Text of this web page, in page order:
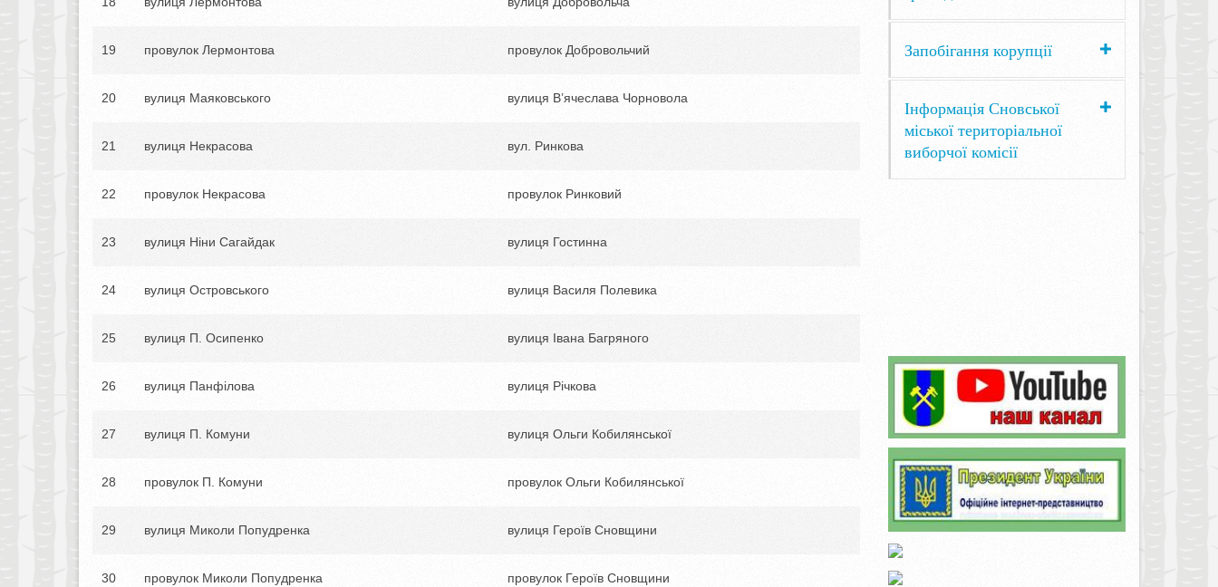
19 провулок Лермонтова провулок Добровольчий
20 вулиця Маяковського вулиця В’ячеслава Чорновола
21 вулиця Некрасова вул. Ринкова
22 провулок Некрасова провулок Ринковий
23 вулиця Ніни Сагайдак вулиця Гостинна
24 вулиця Островського вулиця Василя Полевика
25 вулиця П. Осипенко вулиця Івана Багряного
26 вулиця Панфілова вулиця Річкова
27 вулиця П. Комуни вулиця Ольги Кобилянської
28 провулок П. Комуни провулок Ольги Кобилянської
29 вулиця Миколи Попудренка вулиця Героїв Сновщини
30 провулок Миколи Попудренка провулок Героїв Сновщини
Запобігання корупції
Інформація Сновської
міської територіальної
виборчої комісії